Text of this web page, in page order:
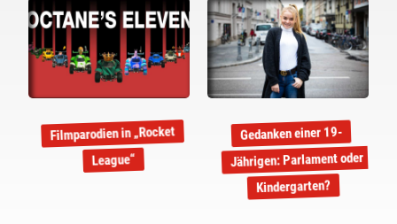
Filmparodien in „Rocket
League“
Gedanken einer 19-
Jährigen: Parlament oder
Kindergarten?